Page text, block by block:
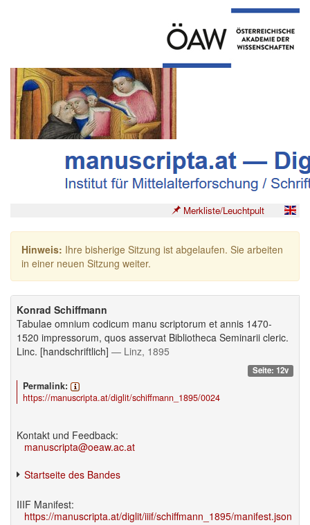
Merkliste/Leuchtpult
Hinweis: Ihre bisherige Sitzung ist abgelaufen. Sie arbeiten
in einer neuen Sitzung weiter.
Konrad Schiffmann
Tabulae omnium codicum manu scriptorum et annis 1470-
1520 impressorum, quos asservat Bibliotheca Seminarii cleric.
Linc. [handschriftlich] — Linz, 1895
Seite: 12v
Permalink:
https://manuscripta.at/diglit/schiffmann_1895/0024
Kontakt und Feedback:
manuscripta@oeaw.ac.at
Startseite des Bandes
IIIF Manifest:
https://manuscripta.at/diglit/iiif/schiffmann_1895/manifest.json